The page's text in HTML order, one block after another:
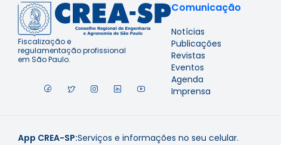
Fiscalização e
regulamentação profissional
em São Paulo.
Comunicação
Notícias
Publicações
Revistas
Eventos
Agenda
Imprensa
App CREA-SP:Serviços e informações no seu celular.